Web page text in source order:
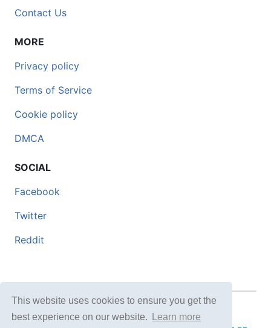
This website uses cookies to ensure you get the
best experience on our website.
Learn more
Contact Us
MORE
Privacy policy
Terms of Service
Cookie policy
DMCA
SOCIAL
Facebook
Twitter
Reddit
© 2026 DOCERO.TIPS